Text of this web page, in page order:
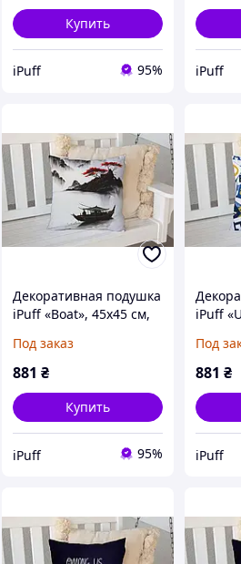
Купить
iPuff 95% iPuff
Декоративная подушка
iPuff «Boat», 45х45 см,
обеих сторон
Под заказ
881 ₴
Купить
iPuff 95%
iPuff
флок,
обеих
Под
881 ₴
iPuff